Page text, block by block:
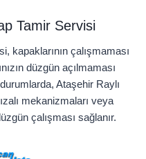
Tamir Servisi
kapaklarının çalışmaması
düzgün açılmaması
Ataşehir Raylı
mekanizmaları veya
çalışması sağlanır.